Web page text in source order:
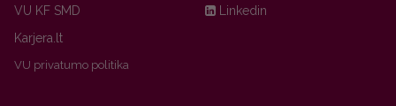
VU KF SMD
Karjera.lt
VU privatumo politika
Linkedin